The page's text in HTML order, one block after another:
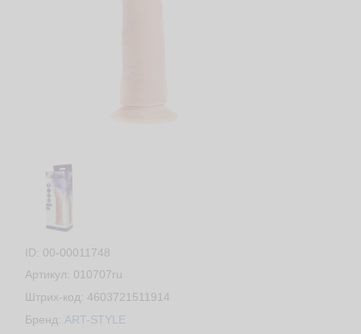
ID: 00-00011748
Артикул: 010707ru
Штрих-код: 4603721511914
Бренд:ART-STYLE